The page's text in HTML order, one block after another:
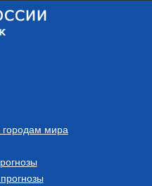
городам мира